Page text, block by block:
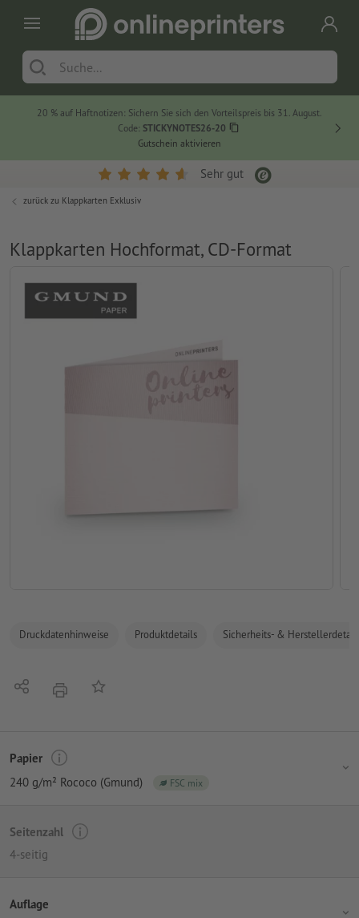
20 % auf Haftnotizen: Sichern Sie sich den Vorteilspreis bis 31. August.
Code: STICKYNOTES26-20
Gutschein aktivieren
Sehr gut
zurück zu Klappkarten Exklusiv
Klappkarten Hochformat, CD-Format
Druckdatenhinweise Produktdetails Sicherheits- &
Teilen DruckenAuf die Merkliste
Papier
240 g/m² Rococo (Gmund)
FSC mix
Seitenzahl
4-seitig
Auflage